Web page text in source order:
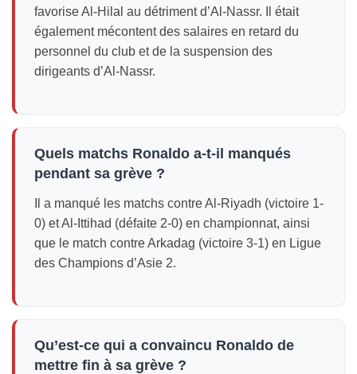
favorise Al-Hilal au détriment d’Al-Nassr. Il était
également mécontent des salaires en retard du
personnel du club et de la suspension des
dirigeants d’Al-Nassr.
Quels matchs Ronaldo a-t-il manqués
pendant sa grève ?
Il a manqué les matchs contre Al-Riyadh (victoire 1-
0) et Al-Ittihad (défaite 2-0) en championnat, ainsi
que le match contre Arkadag (victoire 3-1) en Ligue
des Champions d’Asie 2.
Qu’est-ce qui a convaincu Ronaldo de
mettre fin à sa grève ?